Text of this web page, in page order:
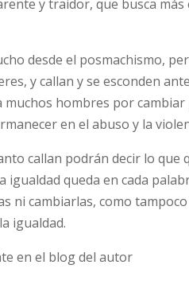
y traidor, que busca
desde el posmachismo,
y callan y se esconden
muchos hombres por
en el abuso y la
callan podrán decir lo
igualdad queda en cada
ni cambiarlas, como
igualdad.
en el blog del autor